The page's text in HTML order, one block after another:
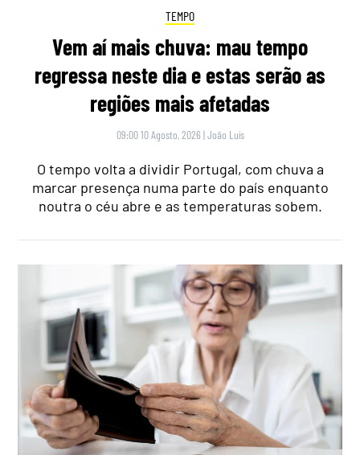
TEMPO
Vem aí mais chuva: mau tempo
regressa neste dia e estas serão as
regiões mais afetadas
09:00 10 Agosto, 2026 |João Luís
O tempo volta a dividir Portugal, com chuva a
marcar presença numa parte do país enquanto
noutra o céu abre e as temperaturas sobem.